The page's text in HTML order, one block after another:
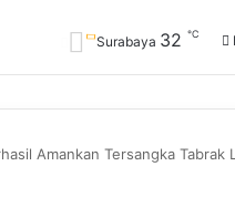
Surabaya 32 ℃
Amankan Tersangka